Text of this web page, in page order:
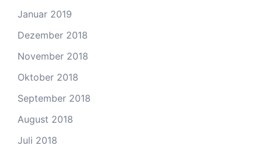
Januar 2019
Dezember 2018
November 2018
Oktober 2018
September 2018
August 2018
Juli 2018